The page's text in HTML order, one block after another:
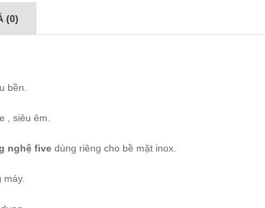
(0)
bền.
, siêu êm.
nghệ five dùng riêng cho bề mặt inox.
máy.